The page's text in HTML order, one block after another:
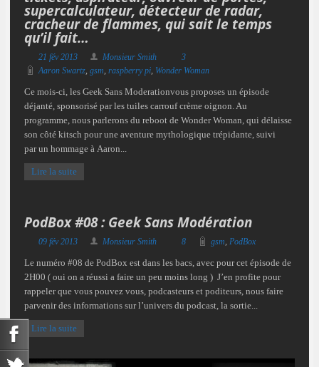
supercalculateur, détecteur de radar,
cracheur de flammes, qui sait le temps
qu’il fait…
21 fév 2013 Monsieur Smith
3
Aaron Swartz, gsm, raspberry pi, Wonder Woman
Ce mois-ci, les Geek Sans Moderationvous proposes un épisode
déjanté, sponsorisé par les tuiles carrouf crème oignon. Au
programme, nous parlerons du reboot de Wonder Woman, qui délaisse
son côté kitsch pour une aventure mythologique trépidante, suivi
par un hommage à Aaron...
Lire la suite
PodBox #08 : Geek Sans Modération
09 fév 2013 Monsieur Smith 8 gsm, PodBox
Le numéro #08 de PodBox est dans les bacs, avec pour cet épisode de
2H00 ( oui on a réussi a faire un peu moins long ) J’en profite pour
rappeler que vous pouvez vous, podcasteurs et poditeurs, nous faire
parvenir des informations sur l’univers du podcast, la sortie...
Lire la suite